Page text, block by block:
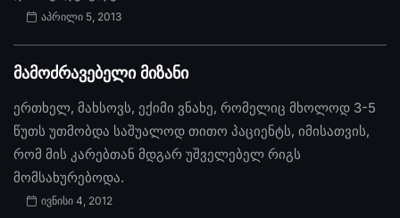
აპრილი 5, 2013
მამოძრავებელი მიზანი
ერთხელ, მახსოვს, ექიმი ვნახე, რომელიც მხოლოდ 3-5
წუთს უთმობდა საშუალოდ თითო პაციენტს, იმისათვის,
რომ მის კარებთან მდგარ უშველებელ რიგს
მომსახურებოდა.
ივნისი 4, 2012